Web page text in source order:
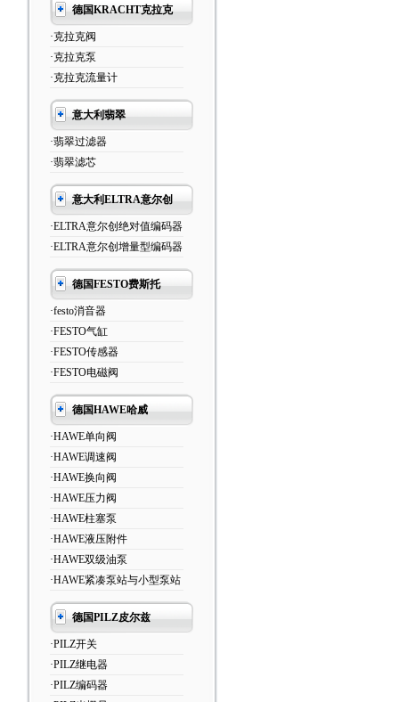
德国KRACHT克拉克
·克拉克阀
·克拉克泵
·克拉克流量计
意大利翡翠
·翡翠过滤器
·翡翠滤芯
意大利ELTRA意尔创
·ELTRA意尔创绝对值编码器
·ELTRA意尔创增量型编码器
德国FESTO费斯托
·festo消音器
·FESTO气缸
·FESTO传感器
·FESTO电磁阀
德国HAWE哈威
·HAWE单向阀
·HAWE调速阀
·HAWE换向阀
·HAWE压力阀
·HAWE柱塞泵
·HAWE液压附件
·HAWE双级油泵
·HAWE紧凑泵站与小型泵站
德国PILZ皮尔兹
·PILZ开关
·PILZ继电器
·PILZ编码器